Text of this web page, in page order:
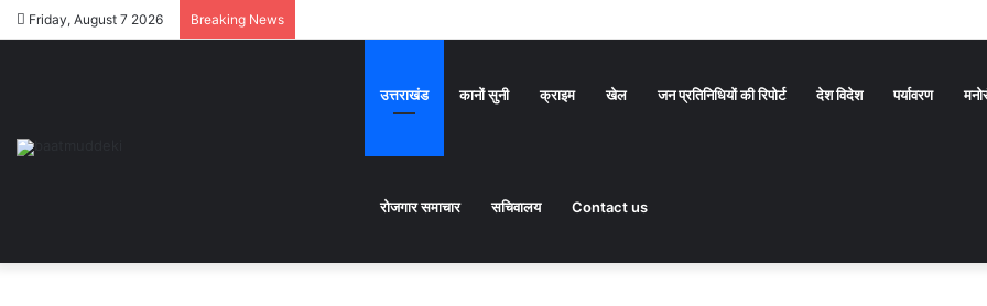
Friday, August 7 2026 Breaking News
उत्तराखंड कानों सुनी क्राइम खेल जन प्रतिनिधियों की रिपोर्ट देश विदेश पर्यावरण
रोजगार समाचार सचिवालय Contact us